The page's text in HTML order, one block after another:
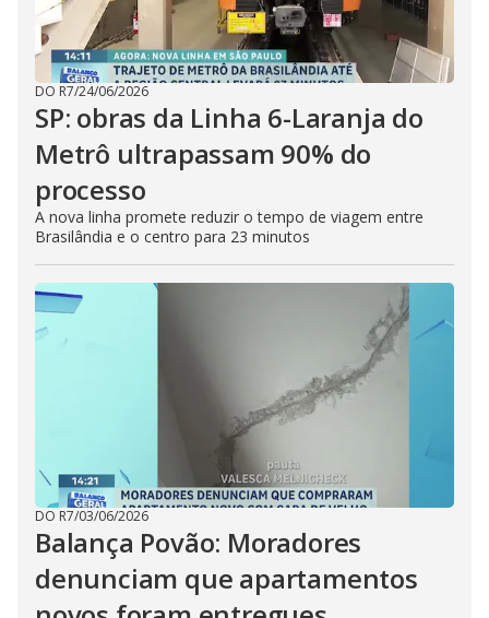
DO R7/24/06/2026
SP: obras da Linha 6-Laranja do
Metrô ultrapassam 90% do
processo
A nova linha promete reduzir o tempo de viagem entre
Brasilândia e o centro para 23 minutos
DO R7/03/06/2026
Balança Povão: Moradores
denunciam que apartamentos